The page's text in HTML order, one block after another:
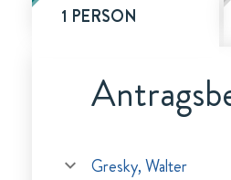
1 PERSON
Gresky, Walter